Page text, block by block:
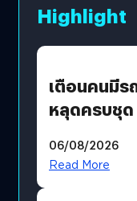
Highlight
เตือนคนมีร
หลุดครบชุ
รหัสผ่านหลุ
06/08/2026
Read More